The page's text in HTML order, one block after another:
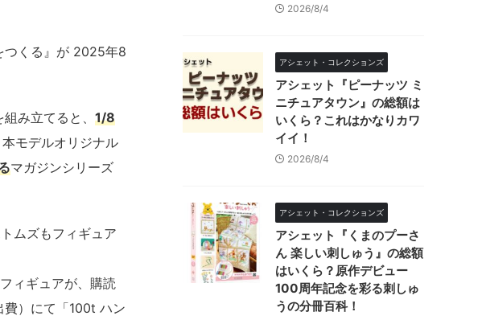
つくる』が 2025年8
み立てると、 1/8
本モデルオリジナル
マガジンシリーズ
ムズもフィギュア
ィギュアが、購読
費）にて「100t ハン
2026/8/4
アシェット・コレクションズ
アシェット『ピーナッツ ミ
ニチュアタウン』の総額は
いくら？これはかなりカワ
イイ！
2026/8/4
アシェット・コレクションズ
アシェット『くまのプーさ
ん 楽しい刺しゅう』の総額
はいくら？原作デビュー
100周年記念を彩る刺しゅ
うの分冊百科！